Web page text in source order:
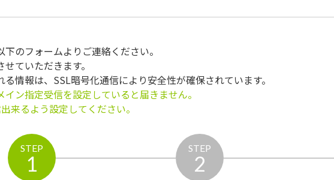
のフォームよりご連絡ください。
ていただきます。
情報は、SSL暗号化通信により安全性が確保されています。
ン指定受信を設定していると届きません。
来るよう設定してください。
STEP
1
STEP
2